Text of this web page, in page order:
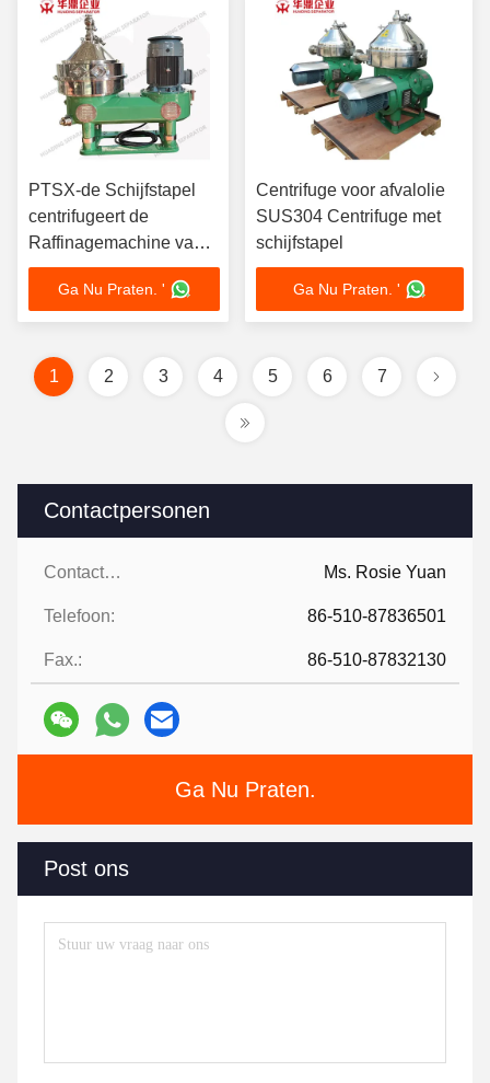
Contactpersonen
Contactpersonen: Ms. Rosie Yuan
Telefoon: 86-510-87836501
Fax.: 86-510-87832130
Ga Nu Praten.
Post ons
PTSX-de Schijfstapel
centrifugeert de
Raffinagemachine van
de Specificatie316l
Eetbare Olie
Ga Nu Praten. '
Centrifuge voor afvalolie
SUS304 Centrifuge met
schijfstapel
Ga Nu Praten. '
1 2 3 4 5 6 7